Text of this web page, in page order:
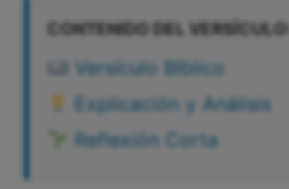
CONTENIDO DEL VERSÍCULO:
Versículo Bíblico
Explicación y Análisis
Reflexión Corta